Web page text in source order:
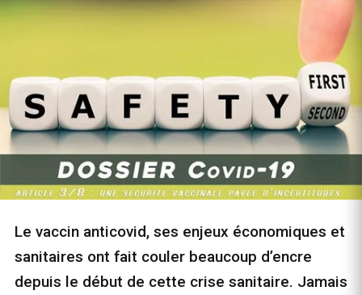
Le vaccin anticovid, ses enjeux économiques et
sanitaires ont fait couler beaucoup d’encre
depuis le début de cette crise sanitaire. Jamais